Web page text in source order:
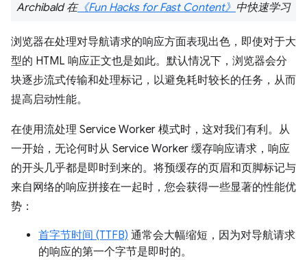
Archibald 在《Fun Hacks for Fast Content》 中快速学习
浏览器在处理对导航请求的响应方面表现出色，即使对于大
型的 HTML 响应正文也是如此。默认情况下，浏览器会分
块逐步流式传输和处理标记，以避免耗时较长的任务，从而
提高启动性能。
在使用流处理 Service Worker 模式时，这对我们有利。从
一开始，无论何时从 Service Worker 缓存响应请求，响应
的开头几乎都是即时到来的。将预缓存的页眉和页脚标记与
来自网络的响应拼接在一起时，您会获得一些显著的性能优
势：
首字节时间 (TTFB) 通常会大幅缩短，因为对导航请求
的响应的第一个字节是即时的。